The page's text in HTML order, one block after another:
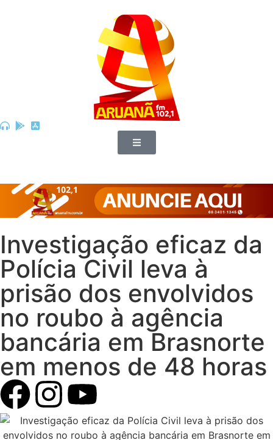
Investigação eficaz da
Polícia Civil leva à
prisão dos envolvidos
no roubo à agência
bancária em Brasnorte
em menos de 48 horas